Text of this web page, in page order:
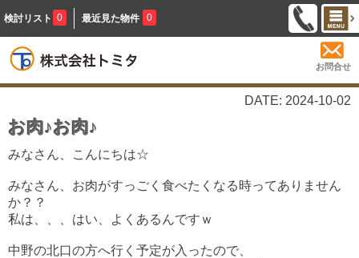
検討リスト 0 最近見た物件 0
お問合せ
DATE: 2024-10-02
お肉♪お肉♪
みなさん、こんにちは☆
みなさん、お肉がすっごく食べたくなる時ってありません
か？？
私は、、、はい、よくあるんですｗ
中野の北口の方へ行く予定が入ったので、